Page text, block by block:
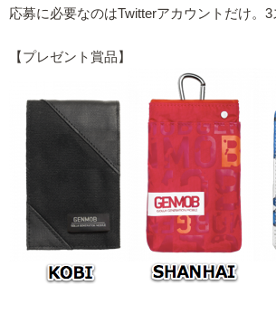
応募に必要なのはTwitterアカウントだけ。
【プレゼント賞品】